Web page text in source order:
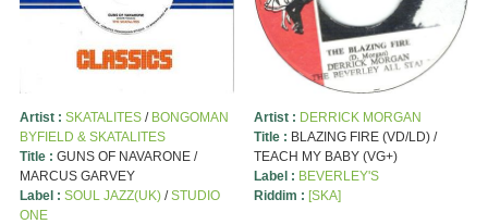
Artist : SKATALITES/ BONGOMAN
BYFIELD & SKATALITES
Title : GUNS OF NAVARONE /
MARCUS GARVEY
Label : SOUL JAZZ(UK)/STUDIO
ONE
Artist : DERRICK MORGAN
Title : BLAZING FIRE (VD/LD) /
TEACH MY BABY (VG+)
Label : BEVERLEY'S
Riddim : [SKA]